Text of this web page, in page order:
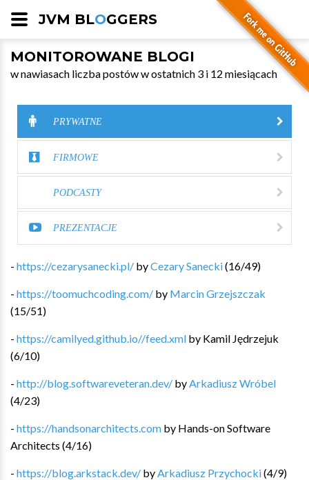
JVM BLOGGERS
MONITOROWANE BLOGI
w nawiasach liczba postów w ostatnich 3 i 12 miesiącach
PRYWATNE
FIRMOWE
PODCASTY
PREZENTACJE
- https://cezarysanecki.pl/ byCezary Sanecki(16/49)
- https://toomuchcoding.com/ by Marcin Grzejszczak
(15/51)
- https://camilyed.github.io//feed.xml by Kamil Jędrzejuk
(6/10)
- http://blog.softwareveteran.dev/ by Arkadiusz Wróbel
(4/23)
- https://handsonarchitects.com by Hands-on Software
Architects (4/16)
- https://blog.arkstack.dev/ by Arkadiusz Przychocki(4/9)